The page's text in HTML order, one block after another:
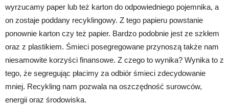
wyrzucamy paper lub też karton do odpowiedniego pojemnika, a
on zostaje poddany recyklingowy. Z tego papieru powstanie
ponownie karton czy też papier. Bardzo podobnie jest ze szkłem
oraz z plastikiem. Śmieci posegregowane przynoszą także nam
niesamowite korzyści finansowe. Z czego to wynika? Wynika to z
tego, że segregując płacimy za odbiór śmieci zdecydowanie
mniej. Recykling nam pozwala na oszczędność surowców,
energii oraz środowiska.